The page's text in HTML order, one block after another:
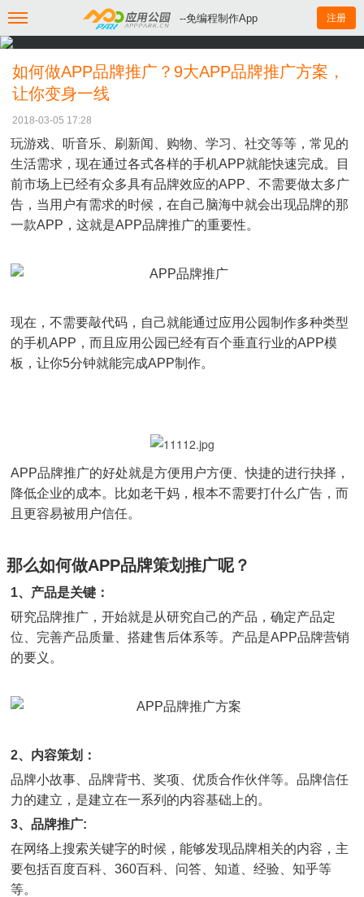
--免编程制作App 注册
如何做APP品牌推广？9大APP品牌推广方案，
让你变身一线
2018-03-05 17:28
玩游戏、听音乐、刷新闻、购物、学习、社交等等，常见的
生活需求，现在通过各式各样的手机APP就能快速完成。目
前市场上已经有众多具有品牌效应的APP、不需要做太多广
告，当用户有需求的时候，在自己脑海中就会出现品牌的那
一款APP，这就是APP品牌推广的重要性。
现在，不需要敲代码，自己就能通过应用公园制作多种类型
的手机APP，而且应用公园已经有百个垂直行业的APP模
板，让你5分钟就能完成APP制作。
APP品牌推广的好处就是方便用户方便、快捷的进行抉择，
降低企业的成本。比如老干妈，根本不需要打什么广告，而
且更容易被用户信任。
那么如何做APP品牌策划推广呢？
1、产品是关键：
研究品牌推广，开始就是从研究自己的产品，确定产品定
位、完善产品质量、搭建售后体系等。产品是APP品牌营销
的要义。
2、内容策划：
品牌小故事、品牌背书、奖项、优质合作伙伴等。品牌信任
力的建立，是建立在一系列的内容基础上的。
3、品牌推广:
在网络上搜索关键字的时候，能够发现品牌相关的内容，主
要包括百度百科、360百科、问答、知道、经验、知乎等
等。